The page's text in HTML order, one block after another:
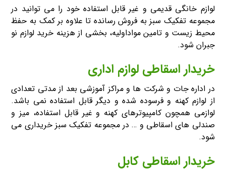
لوازم خانگی قدیمی و غیر قابل استفاده خود را می توانید در
مجموعه تفکیک سبز به فروش رسانده تا علاوه بر کمک به حفظ
محیط زیست و تامین مواداولیه، بخشی از هزینه خرید لوازم نو
جبران شود.
خریدار اسقاطی لوازم اداری
در اداره جات و شرکت ها و مراکز آموزشی بعد از مدتی تعدادی
از لوازم کهنه و فرسوده شده و دیگر قابل استفاده نمی باشد.
لوازمی همچون کامپیوترهای کهنه و غیر قابل استفاده، میز و
صندلی های اسقاطی و … در مجموعه تفکیک سبز خریداری می
شود.
خریدار اسقاطی کابل